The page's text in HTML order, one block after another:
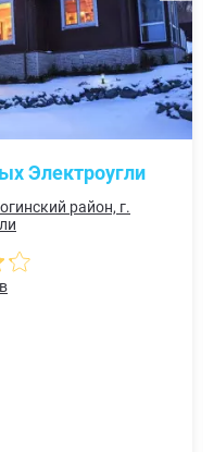
Электроугли
район, г.